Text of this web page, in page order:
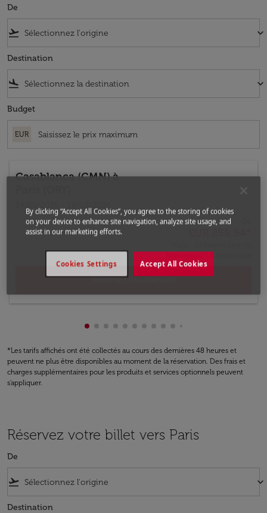
De
flight_takeoff keyboard_arrow_down
Destination
flight_land keyboard_arrow_down
Budget
EUR
Casablanca (CMN)à
Réservez maintenant
Affichage de cmp-pagination-showing-
Affichage de cmp-pagination-
Affichage de cmp-pagination-
Affichage de cmp-pagination-
Affichage de cmp-pagination-
Affichage de cmp-
Affichage de cmp-
Affichage de cmp-
Affichage de cmp-
Affichage de cmp-
*Les tarifs affichés ont été collectés au cours des dernières 48 heures et
peuvent ne plus être disponibles au moment de la réservation. Des frais et
charges supplémentaires pour les produits et services optionnels peuvent
s'appliquer.
Réservez votre billet vers Paris
De
flight_takeoff keyboard_arrow_down
Destination
By clicking “Accept All Cookies”, you agree to the storing of cookies
on your device to enhance site navigation, analyze site usage, and
assist in our marketing efforts.
Accept All Cookies
Cookies Settings